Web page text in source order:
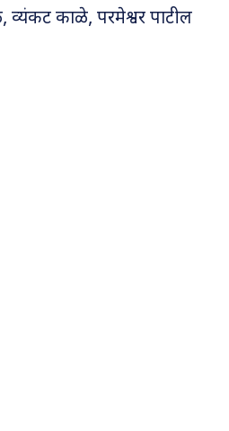
काळे, परमेश्वर पाटील